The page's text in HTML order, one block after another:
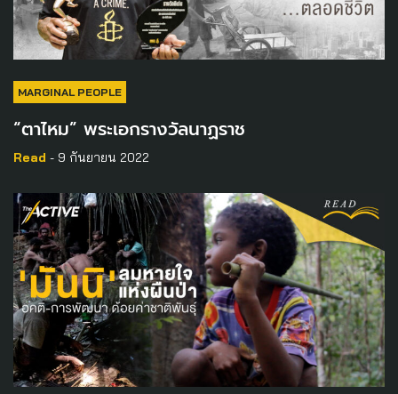
MARGINAL PEOPLE
“ตาไหม” พระเอกรางวัลนาฏราช
Read - 9 กันยายน 2022